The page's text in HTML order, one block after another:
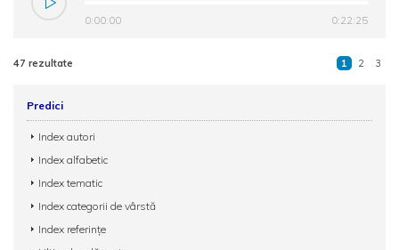
0:00:00 0:22:25
47 rezultate 1 2 3
Predici
Index autori
Index alfabetic
Index tematic
Index categorii de vârstă
Index referințe